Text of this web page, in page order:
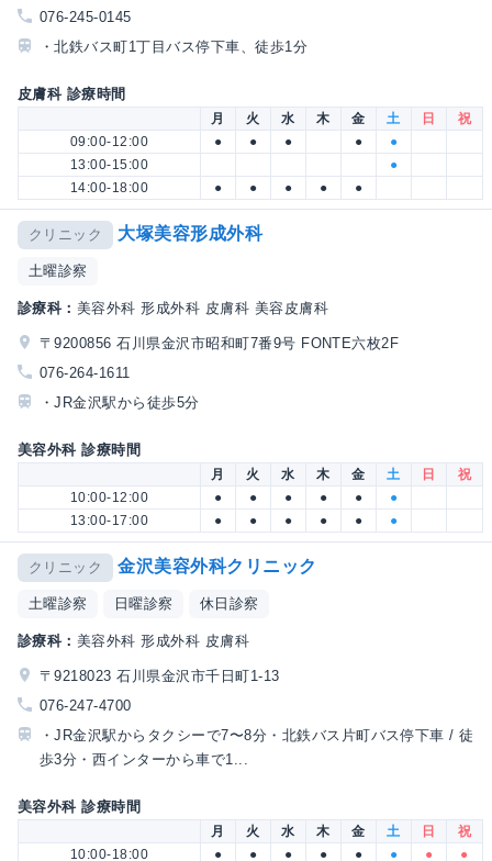
076-245-0145
・北鉄バス町1丁目バス停下車、徒歩1分
皮膚科 診療時間
月 火 水 木 金 土 日
祝
09:00-12:00
● ● ● ●
●
13:00-15:00
●
14:00-18:00
● ● ● ● ●
クリニック 大塚美容形成外科
土曜診察
診療科： 美容外科 形成外科 皮膚科 美容皮膚科
〒9200856 石川県金沢市昭和町7番9号 FONTE六枚2F
076-264-1611
・JR金沢駅から徒歩5分
美容外科 診療時間
月 火 水 木 金 土 日
祝
10:00-12:00
● ● ● ● ●
●
13:00-17:00
● ● ● ● ● ●
クリニック 金沢美容外科クリニック
土曜診察 日曜診察 休日診察
診療科： 美容外科 形成外科 皮膚科
〒9218023 石川県金沢市千日町1-13
076-247-4700
・JR金沢駅からタクシーで7〜8分・北鉄バス片町バス停下車 / 徒
歩3分・西インターから車で1...
美容外科 診療時間
月 火 水 木 金 土 日
祝
10:00-18:00
● ● ● ● ● ● ● ●